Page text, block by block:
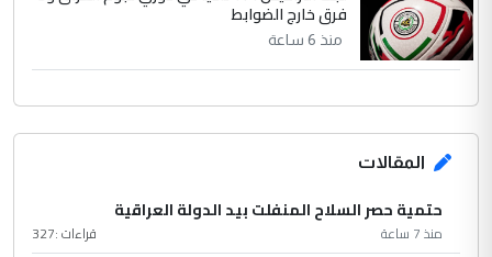
فرق خارج الضوابط
منذ 6 ساعة
المقالات
حتمية حصر السلاح المنفلت بيد الدولة العراقية
منذ 7 ساعة قراءات :327